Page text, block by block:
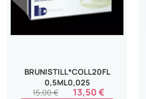
BRUNISTILL*COLL20FL
0,5ML0,025
13,50 €
15,00 €